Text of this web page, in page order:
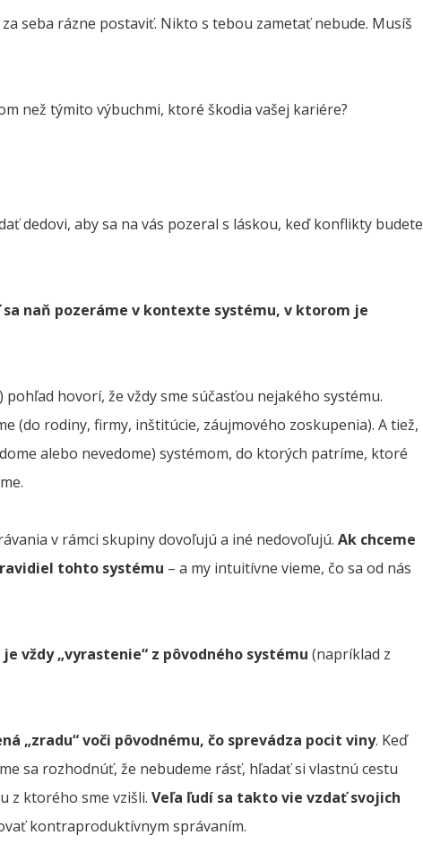
seba rázne postaviť. Nikto s tebou zametať nebude. Musíš
než týmito výbuchmi, ktoré škodia vašej kariére?
dedovi, aby sa na vás pozeral s láskou, keď konflikty budete
naň pozeráme v kontexte systému, v ktorom je
hovorí, že vždy sme súčasťou nejakého systému.
(do rodiny, firmy, inštitúcie, záujmového zoskupenia). A tiež,
alebo nevedome) systémom, do ktorých patríme, ktoré
v rámci skupiny dovoľujú a iné nedovoľujú. Ak chceme
tohto systému – a my intuitívne vieme, čo sa od nás
vždy „vyrastenie“ z pôvodného systému (napríklad z
„zradu“ voči pôvodnému, čo sprevádza pocit viny. Keď
sa rozhodnúť, že nebudeme rásť, hľadať si vlastnú cestu
z ktorého sme vzišli. Veľa ľudí sa takto vie vzdať svojich
kontraproduktívnym správaním.